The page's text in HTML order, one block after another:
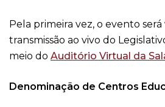
Pela primeira vez, o evento
transmissão ao vivo do
meio do Auditório Virtual da
Denominação de Centros